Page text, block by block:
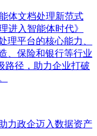
体文档处理新范式
进入智能体时代》
理平台的核心能力、
、保险和银行等行业
路径，助力企业打破